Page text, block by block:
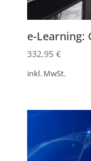
e-Learning:
332,95 €
inkl. MwSt.